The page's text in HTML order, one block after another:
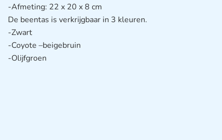
-Afmeting: 22 x 20 x 8 cm
De beentas is verkrijgbaar in 3 kleuren.
-Zwart
-Coyote –beigebruin
-Olijfgroen